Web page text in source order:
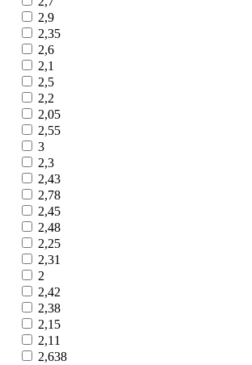
2,9
2,35
2,6
2,1
2,5
2,2
2,05
2,55
3
2,3
2,43
2,78
2,45
2,48
2,25
2,31
2
2,42
2,38
2,15
2,11
2,638